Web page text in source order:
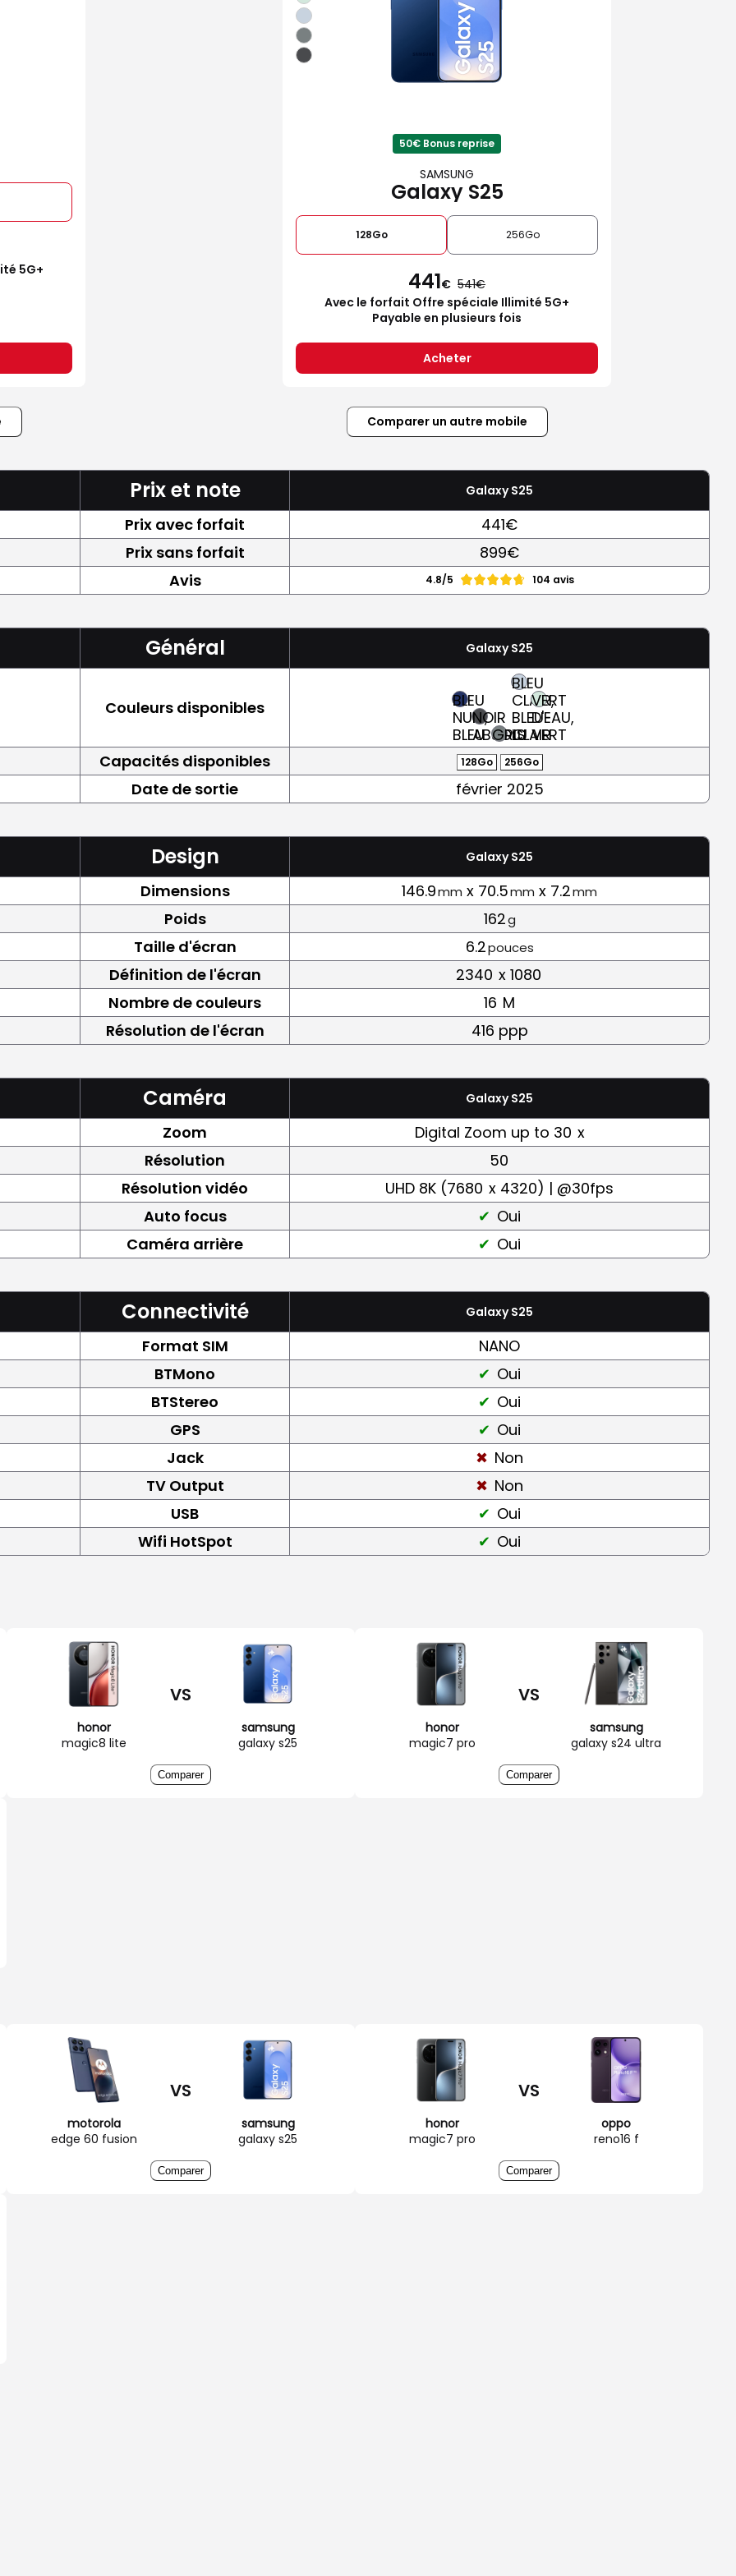
5G+
50€ Bonus reprise
SAMSUNG
Galaxy S25
128Go 256Go
441€ 541
Avec le forfait Offre spéciale Illimité 5G+
Payable en plusieurs fois
Acheter
Comparer un autre mobile
Prix et note Galaxy S25
Prix avec forfait
441€
Prix sans forfait
899€
Avis
4.8/5 104 avis
Général Galaxy S25
Couleurs disponibles
BLEU
NUIT,
BLEU
NOIR
ABSOLU
GRIS
BLEU
CLAIR,
BLEU-
CLAIR
VERT
D'EAU,
VERT
Capacités disponibles
128Go 256Go
Date de sortie février 2025
Design Galaxy S25
Dimensions 146.9mm x 70.5mm x 7.2mm
Poids 162g
Taille d'écran 6.2pouces
Définition de l'écran 2340 x 1080
Nombre de couleurs
16 M
Résolution de l'écran
416 ppp
Caméra Galaxy S25
Zoom Digital Zoom up to 30 x
Résolution
50
Résolution vidéo
UHD 8K (7680 x 4320) | @30fps
Auto focus
Oui
Caméra arrière
Oui
Connectivité Galaxy S25
Format SIM
NANO
BTMono
Oui
BTStereo
Oui
GPS
Oui
Jack
Non
TV Output
Non
USB
Oui
Wifi HotSpot
Oui
honor
magic8 lite
VS
samsung
galaxy s25
Comparer
honor
magic7 pro
VS
samsung
galaxy s24 ultra
Comparer
motorola
edge 60 fusion
VS
samsung
galaxy s25
Comparer
honor
magic7 pro
VS
oppo
reno16 f
Comparer